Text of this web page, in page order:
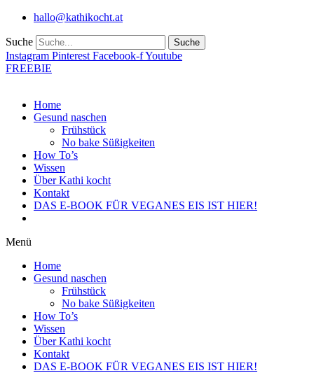
Zum
wechseln
hallo@kathikocht.at
Suche Suche
Instagram Pinterest Facebook-fYoutube
FREEBIE
Home
Gesund naschen
Frühstück
No bake Süßigkeiten
How To’s
Wissen
Über Kathi kocht
Kontakt
DAS E-BOOK FÜR VEGANES EIS IST HIER!
Menü
Home
Gesund naschen
Frühstück
No bake Süßigkeiten
How To’s
Wissen
Über Kathi kocht
Kontakt
DAS E-BOOK FÜR VEGANES EIS IST HIER!